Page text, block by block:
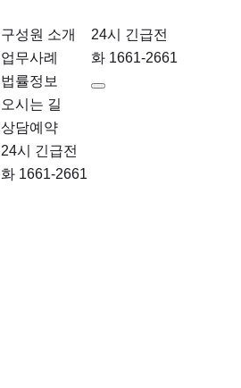
구성원 소개
업무사례
법률정보
오시는 길
상담예약
24시 긴급전
화 1661-2661
24시 긴급전
화 1661-2661